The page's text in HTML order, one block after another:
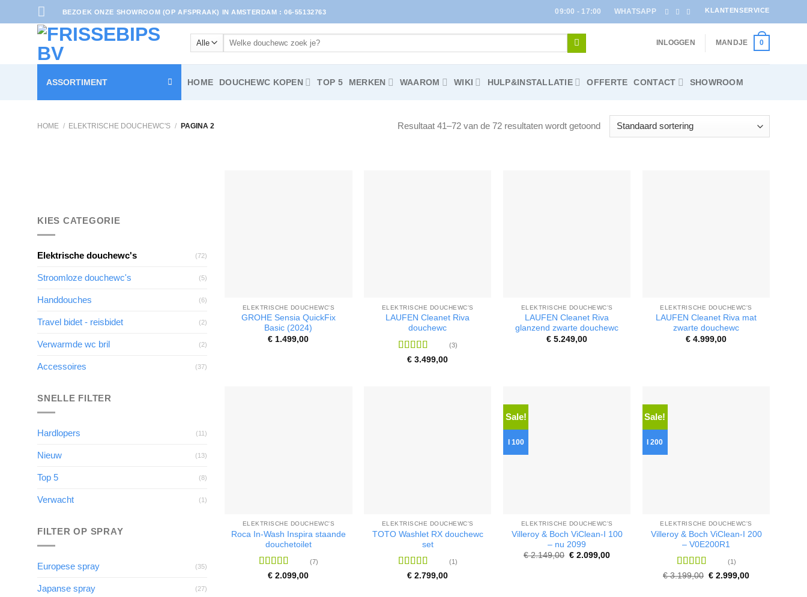
BEZOEK ONZE SHOWROOM (OP AFSPRAAK) IN AMSTERDAM : 06-55132763 09:00 - 17:00 WHATSAPP KLANTENSERVICE
Zoeken
INLOGGEN MANDJE 0
ASSORTIMENT HOME DOUCHEWC KOPEN TOP 5 MERKEN WAAROM WIKI HULP&INSTALLATIE OFFERTE CONTACT SHOWROOM
HOME / ELEKTRISCHE DOUCHEWC'S / PAGINA 2 Resultaat 41–72 van de 72 resultaten wordt getoond
KIES CATEGORIE
Elektrische douchewc's (72)
Stroomloze douchewc's (5)
Handdouches (6)
Travel bidet - reisbidet (2)
Verwarmde wc bril (2)
Accessoires (37)
SNELLE FILTER
Hardlopers (11)
Nieuw (13)
Top 5 (8)
Verwacht (1)
FILTER OP SPRAY
Europese spray (35)
Japanse spray (27)
ELEKTRISCHE DOUCHEWC'S
GROHE Sensia QuickFix
Basic (2024)
€ 1.499,00
ELEKTRISCHE DOUCHEWC'S
LAUFEN Cleanet Riva
douchewc
Waardering
(3)
€ 3.499,00
ELEKTRISCHE DOUCHEWC'S
LAUFEN Cleanet Riva
glanzend zwarte douchewc
€ 5.249,00
ELEKTRISCHE DOUCHEWC'S
LAUFEN Cleanet Riva mat
zwarte douchewc
€ 4.999,00
ELEKTRISCHE DOUCHEWC'S
Roca In-Wash Inspira staande
douchetoilet
Waardering
(7)
€ 2.099,00
ELEKTRISCHE DOUCHEWC'S
TOTO Washlet RX douchewc
set
Waardering
(1)
€ 2.799,00
Sale!
I 100
ELEKTRISCHE DOUCHEWC'S
Villeroy & Boch ViClean-I 100
– nu 2099
€2.149,00 Oorspronkelijke
€ 2.099,00Huidige
Sale!
I 200
ELEKTRISCHE DOUCHEWC'S
Villeroy & Boch ViClean-I 200
– V0E200R1
Waardering
(1)
€3.199,00 Oorspronkelijke
€ 2.999,00Huidige